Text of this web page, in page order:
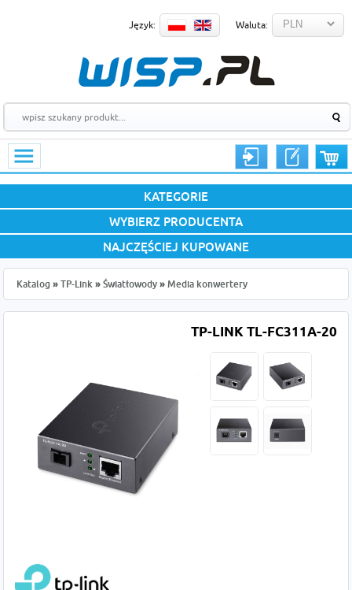
Język: Waluta:
KATEGORIE
WYBIERZ PRODUCENTA
NAJCZĘŚCIEJ KUPOWANE
Katalog » TP-Link » Światłowody » Media konwertery
TP-LINK TL-FC311A-20